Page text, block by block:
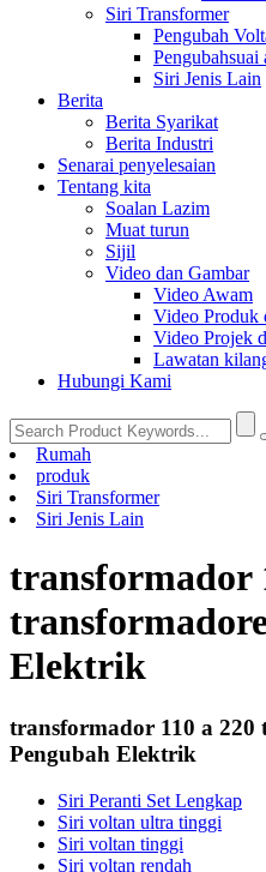
Siri Transformer
Pengubah
Pengubahsuai
Siri Jenis Lain
Berita
Berita Syarikat
Berita Industri
Senarai penyelesaian
Tentang kita
Soalan Lazim
Muat turun
Sijil
Video dan Gambar
Video Awam
Video Produk
Video Projek
Lawatan
Hubungi Kami
Rumah
produk
Siri Transformer
Siri Jenis Lain
transformador
Elektrik
transformador 110 a 220
Pengubah Elektrik
Siri Peranti Set Lengkap
Siri voltan ultra tinggi
Siri voltan tinggi
Siri voltan rendah